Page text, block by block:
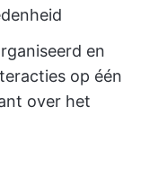
en
op één
over het